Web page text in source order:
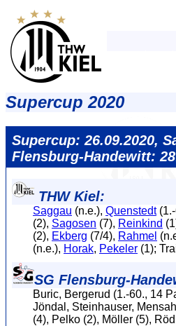
Supercup 2020
Supercup: 26.09.2020,
Flensburg-Handewitt:
THW Kiel:
Saggau (n.e.), Quenstedt(1.-
(2), Sagosen (7), Reinkind
(2), Ekberg (7/4), Rahmel
(n.e.), Horak, Pekeler (1);
SG Flensburg-
Buric, Bergerud (1.-60., 14
Jöndal, Steinhauser,
(4), Pelko (2), Möller (5),